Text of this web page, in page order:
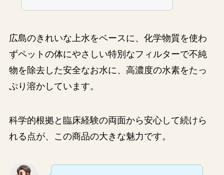
広島のきれいな上水をベースに、化学物質を使わ
ずペットの体にやさしい特別なフィルターで不純
物を除去した安全なお水に、高濃度の水素をたっ
ぷり溶かしています。
科学的根拠と臨床経験の両面から安心して続けら
れる点が、この商品の大きな魅力です。